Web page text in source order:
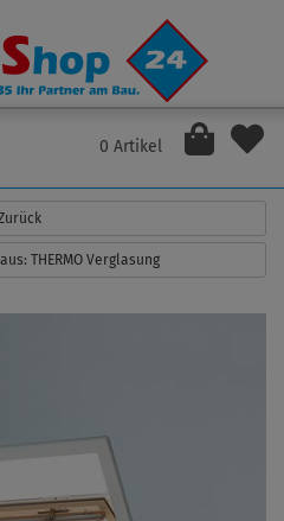
0 Artikel
THERMO Verglasung